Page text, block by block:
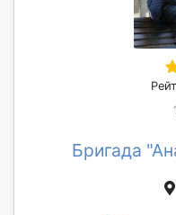
Бригада